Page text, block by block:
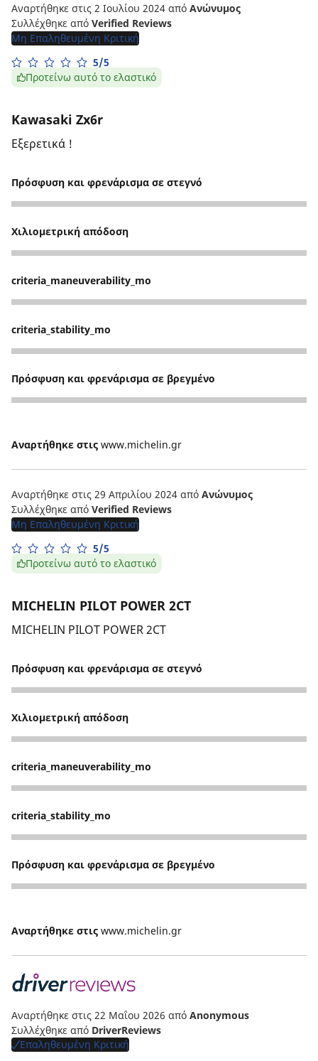
Αναρτήθηκε στις 2 Ιουλίου 2024 από Ανώνυμος
Συλλέχθηκε από Verified Reviews
Μη Επαληθευμένη Κριτική
5/5
Προτείνω αυτό το ελαστικό
Kawasaki Zx6r
Εξερετικά !
Πρόσφυση και φρενάρισμα σε στεγνό
5
Χιλιομετρική απόδοση
5
criteria_maneuverability_mo
5
criteria_stability_mo
5
Πρόσφυση και φρενάρισμα σε βρεγμένο
5
Αναρτήθηκε στις www.michelin.gr
Αναρτήθηκε στις 29 Απριλίου 2024 από Ανώνυμος
Συλλέχθηκε από Verified Reviews
Μη Επαληθευμένη Κριτική
5/5
Προτείνω αυτό το ελαστικό
MICHELIN PILOT POWER 2CT
MICHELIN PILOT POWER 2CT
Πρόσφυση και φρενάρισμα σε στεγνό
5
Χιλιομετρική απόδοση
5
criteria_maneuverability_mo
5
criteria_stability_mo
5
Πρόσφυση και φρενάρισμα σε βρεγμένο
4
Αναρτήθηκε στις www.michelin.gr
Αναρτήθηκε στις 22 Μαΐου 2026 από Anonymous
Συλλέχθηκε από DriverReviews
Επαληθευμένη Κριτική